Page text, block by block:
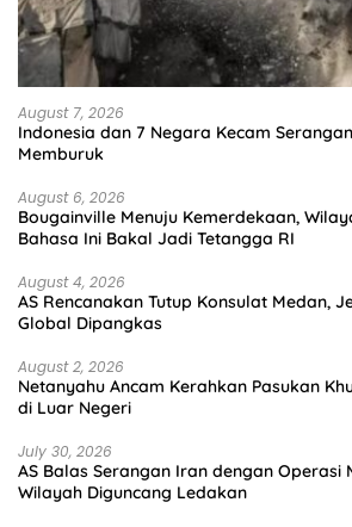
August 7, 2026
Indonesia dan 7 Negara Kecam
Memburuk
August 6, 2026
Bougainville Menuju Kemerdekaan,
Bahasa Ini Bakal Jadi Tetangga RI
August 4, 2026
AS Rencanakan Tutup Konsulat Medan,
Global Dipangkas
August 2, 2026
Netanyahu Ancam Kerahkan Pasukan
di Luar Negeri
July 30, 2026
AS Balas Serangan Iran dengan Operasi
Wilayah Diguncang Ledakan